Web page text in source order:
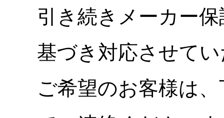
引き続きメーカー
基づき対応させて
ご希望のお客様は